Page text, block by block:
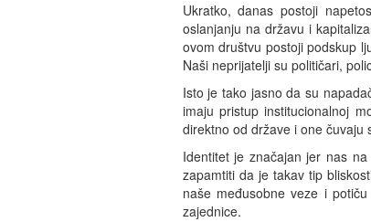
Ukratko, danas postoji
oslanjanju na državu i
ovom društvu postoji podskup
Naši neprijatelji su političari,
Isto je tako jasno da su
imaju pristup institucionalnoj
direktno od države i one čuvaju
Identitet je značajan jer nas
zapamtiti da je takav tip
naše međusobne veze i
zajednice.